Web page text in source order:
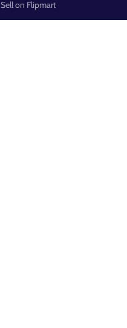
Sell on Flipmart